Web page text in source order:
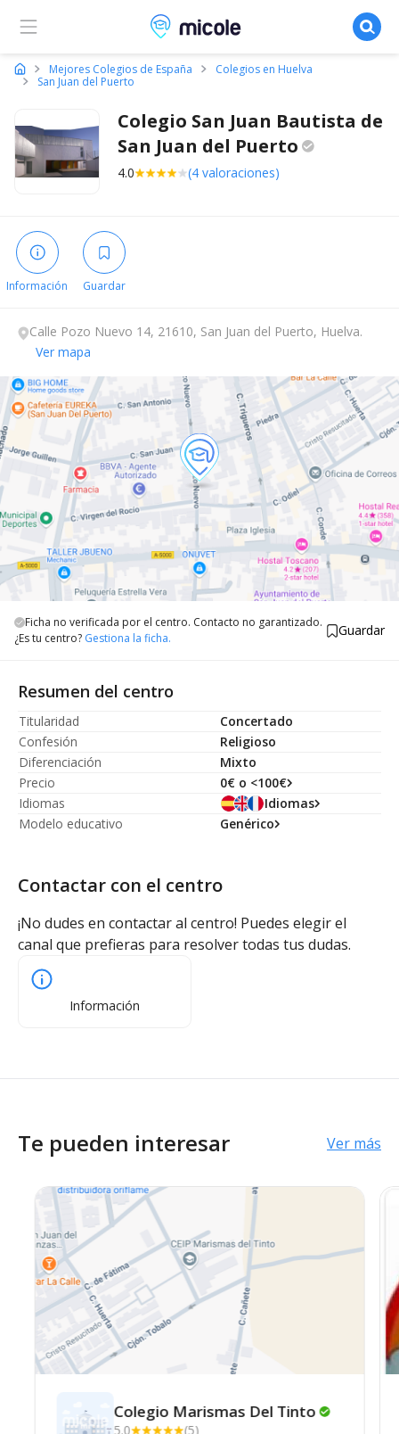
Micole, buscador de colegios
Mejores Colegios de España
Colegios en Huelva
San Juan del Puerto
Colegio San Juan Bautista de
San Juan del Puerto
4.0 (4 valoraciones)
Información Guardar
Calle Pozo Nuevo 14, 21610, San Juan del Puerto, Huelva.
Ver mapa
Ficha no verificada por el centro. Contacto no garantizado.
¿Es tu centro? Gestiona la ficha. Guardar
Resumen del centro
Titularidad
Concertado
Confesión
Religioso
Diferenciación
Mixto
Precio
0€ o <100€
Idiomas
Idiomas
Modelo educativo
Genérico
Contactar con el centro
¡No dudes en contactar al centro! Puedes elegir el
canal que prefieras para resolver todas tus dudas.
Información
Te pueden interesar Ver más
Colegio Marismas Del Tinto
5.0
(5)